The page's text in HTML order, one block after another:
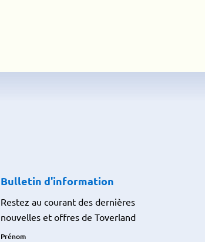
Bulletin d'information
Restez au courant des dernières
nouvelles et offres de Toverland
Prénom